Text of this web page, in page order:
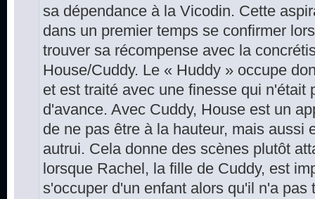
sa dépendance à la Vicodin. Cette
dans un premier temps se confirmer
trouver sa récompense avec la
House/Cuddy. Le « Huddy » occupe
et est traité avec une finesse qui n'était
d'avance. Avec Cuddy, House est un
de ne pas être à la hauteur, mais aussi
autrui. Cela donne des scènes plutôt
lorsque Rachel, la fille de Cuddy, est
s'occuper d'un enfant alors qu'il n'a pas